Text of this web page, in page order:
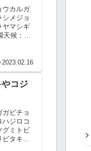
ウカルガ
メジョ
ヤマシギ
天候：は
2023.02.16
コジ
ビチョ
ジロコ
グミトビ
タキ探